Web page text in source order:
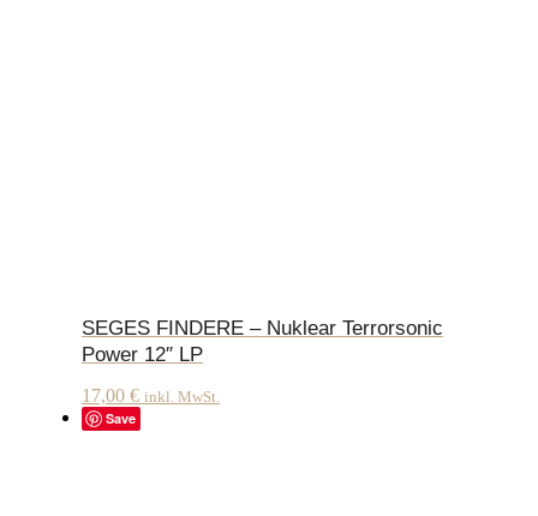
SEGES FINDERE – Nuklear Terrorsonic
Power 12″ LP
17,00 € inkl. MwSt.
Save